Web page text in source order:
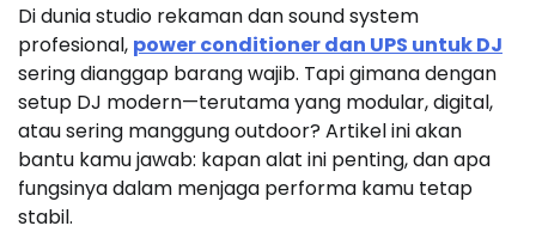
Di dunia studio rekaman dan sound system
profesional, power conditioner dan UPS untuk DJ
sering dianggap barang wajib. Tapi gimana dengan
setup DJ modern—terutama yang modular, digital,
atau sering manggung outdoor? Artikel ini akan
bantu kamu jawab: kapan alat ini penting, dan apa
fungsinya dalam menjaga performa kamu tetap
stabil.